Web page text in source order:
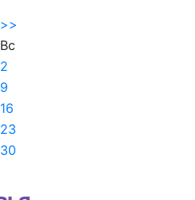
>>
Вс
2
9
16
23
30